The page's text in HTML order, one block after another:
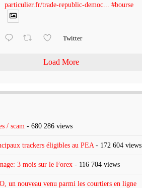
particulier.fr/trade-republic-democ... #bourse
Twitter
Load More
/ scam - 680 286 views
trackers éligibles au PEA - 172 604 views
3 mois sur le Forex - 116 704 views
un nouveau venu parmi les courtiers en ligne